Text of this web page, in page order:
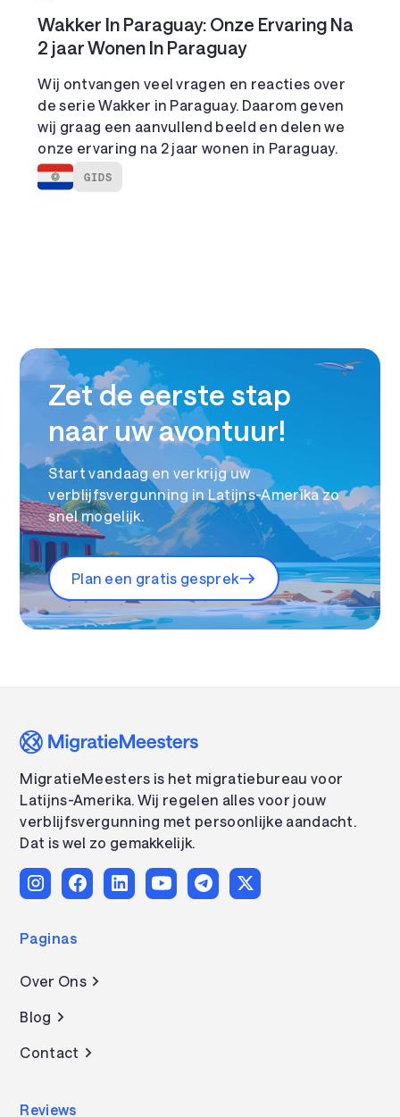
Wakker In Paraguay: Onze Ervaring Na
2 jaar Wonen In Paraguay
Wij ontvangen veel vragen en reacties over
de serie Wakker in Paraguay. Daarom geven
wij graag een aanvullend beeld en delen we
onze ervaring na 2 jaar wonen in Paraguay.
GIDS
Zet de eerste stap
naar uw avontuur!
Start vandaag en verkrijg uw
verblijfsvergunning in Latijns-Amerika zo
snel mogelijk.
Plan een gratis gesprek
MigratieMeesters is het migratiebureau voor
Latijns-Amerika. Wij regelen alles voor jouw
verblijfsvergunning met persoonlijke aandacht.
Dat is wel zo gemakkelijk.
Paginas
Over Ons
Blog
Contact
Reviews